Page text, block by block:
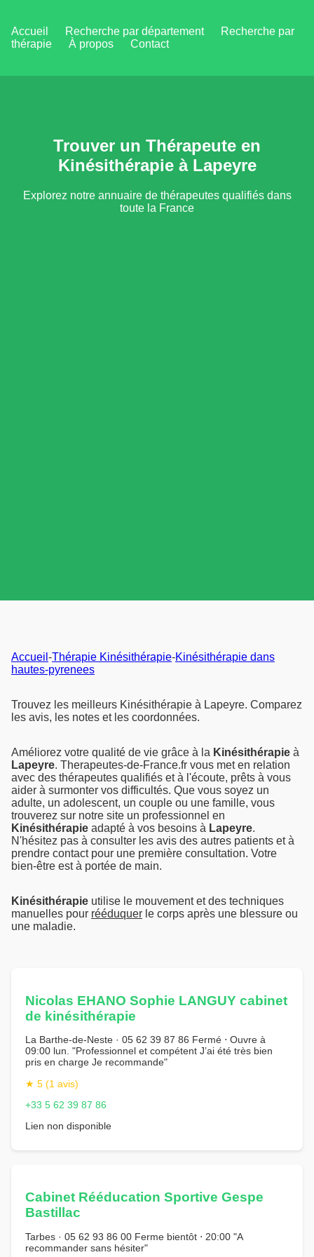
Accueil Recherche par département
Recherche par
thérapie
À propos Contact
Trouver un Thérapeute en
Kinésithérapie à Lapeyre
Explorez notre annuaire de thérapeutes qualifiés dans
toute la France
Accueil -Thérapie Kinésithérapie-Kinésithérapie dans
hautes-pyrenees
Trouvez les meilleurs Kinésithérapie à Lapeyre. Comparez
les avis, les notes et les coordonnées.
Améliorez votre qualité de vie grâce à la Kinésithérapie à
Lapeyre. Therapeutes-de-France.fr vous met en relation
avec des thérapeutes qualifiés et à l'écoute, prêts à vous
aider à surmonter vos difficultés. Que vous soyez un
adulte, un adolescent, un couple ou une famille, vous
trouverez sur notre site un professionnel en
Kinésithérapie adapté à vos besoins à Lapeyre.
N'hésitez pas à consulter les avis des autres patients et à
prendre contact pour une première consultation. Votre
bien-être est à portée de main.
Kinésithérapie utilise le mouvement et des techniques
manuelles pour rééduquer le corps après une blessure ou
une maladie.
Nicolas EHANO Sophie LANGUY cabinet
de kinésithérapie
La Barthe-de-Neste · 05 62 39 87 86 Fermé ⋅ Ouvre à
09:00 lun. "Professionnel et compétent J’ai été très bien
pris en charge Je recommande"
★ 5 (1 avis)
+33 5 62 39 87 86
Lien non disponible
Cabinet Rééducation Sportive Gespe
Bastillac
Tarbes · 05 62 93 86 00 Ferme bientôt ⋅ 20:00 "A
recommander sans hésiter"